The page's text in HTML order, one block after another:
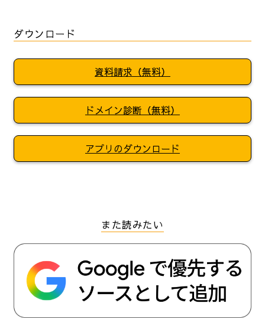
ダウンロード
資料請求（無料）
ドメイン診断（無料）
アプリのダウンロード
また読みたい